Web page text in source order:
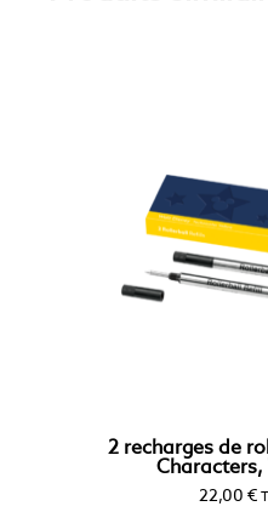
2 recharges de
Characters,
22,00 €